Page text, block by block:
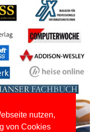
nutzen,
von Cookies